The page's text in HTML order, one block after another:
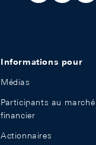
Informations pour
Médias
Participants au marché
financier
Actionnaires